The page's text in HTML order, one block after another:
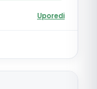
Uporedi